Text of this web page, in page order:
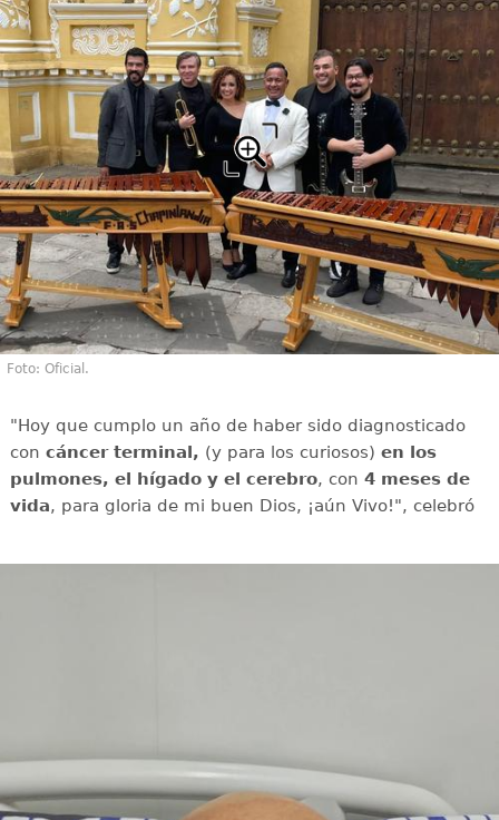
Foto: Oficial.
"Hoy que cumplo un año de haber sido diagnosticado
con cáncer terminal, (y para los curiosos) en los
pulmones, el hígado y el cerebro, con 4 meses de
vida, para gloria de mi buen Dios, ¡aún Vivo!", celebró